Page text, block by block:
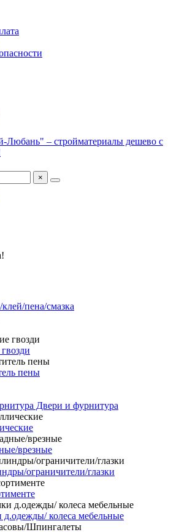
×
пена/смазка
пены
Двери и фурнитура
врезные
ограничители/глазки
колеса мебельные